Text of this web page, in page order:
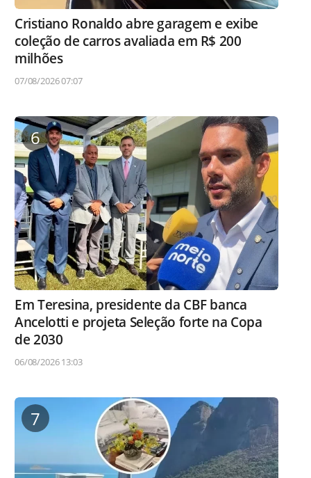
Cristiano Ronaldo abre garagem e exibe
coleção de carros avaliada em R$ 200
milhões
07/08/2026 07:07
6
Em Teresina, presidente da CBF banca
Ancelotti e projeta Seleção forte na Copa
de 2030
06/08/2026 13:03
7